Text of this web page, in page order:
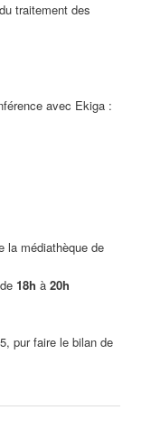
traitement des
avec Ekiga :
la médiathèque de
18h à 20h
pur faire le bilan de